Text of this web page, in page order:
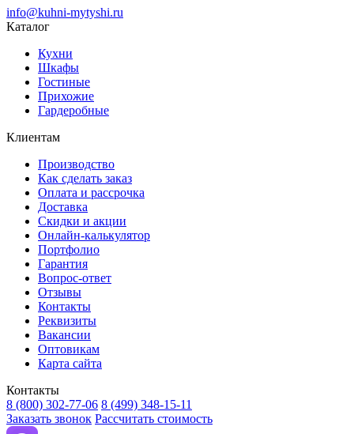
info@kuhni-mytyshi.ru
Каталог
Кухни
Шкафы
Гостиные
Прихожие
Гардеробные
Клиентам
Производство
Как сделать заказ
Оплата и рассрочка
Доставка
Скидки и акции
Онлайн-калькулятор
Портфолио
Гарантия
Вопрос-ответ
Отзывы
Контакты
Реквизиты
Вакансии
Оптовикам
Карта сайта
Контакты
8 (800) 302-77-06 8 (499) 348-15-11
Заказать звонок Рассчитать стоимость